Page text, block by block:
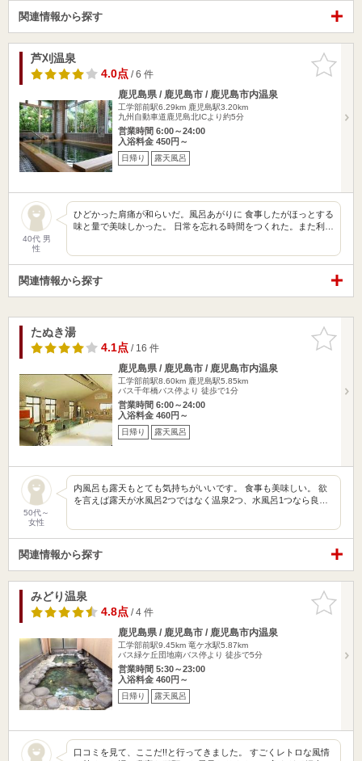
関連情報から探す
お気に入
りに追加
芦刈温泉
4.0点/ 6 件
鹿児島県 / 鹿児島市 / 鹿児島市内温泉
工学部前駅6.29km 鹿児島駅3.20km
九州自動車道鹿児島北ICより約5分
営業時間 6:00～24:00
入浴料金 450円～
日帰り 露天風呂
40代 男
性
ひどかった肩痛が和らいだ。風呂あがりに 食事したがほっとする
味と量で美味しかった。 日常を忘れる時間をつくれた。また利…
関連情報から探す
お気に入
りに追加
たぬき湯
4.1点/ 16 件
鹿児島県 / 鹿児島市 / 鹿児島市内温泉
工学部前駅8.60km 鹿児島駅5.85km
バス千年橋バス停より 徒歩で1分
営業時間 6:00～24:00
入浴料金 460円～
日帰り 露天風呂
50代～
女性
内風呂も露天もとても気持ちがいいです。 食事も美味しい。 欲
を言えば露天が水風呂2つではなく温泉2つ、水風呂1つなら良…
関連情報から探す
お気に入
りに追加
みどり温泉
4.8点/ 4 件
鹿児島県 / 鹿児島市 / 鹿児島市内温泉
工学部前駅9.45km 竜ケ水駅5.87km
バス緑ケ丘団地南バス停より 徒歩で5分
営業時間 5:30～23:00
入浴料金 460円～
日帰り 露天風呂
口コミを見て、ここだ!!と行ってきました。 すごくレトロな風情